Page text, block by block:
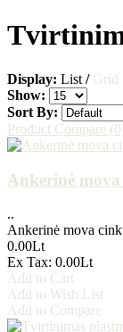
Display: List / Grid
Show:
Sort By:
Product Compare
Ankerinė
..
Ankerinė mova
0.00Lt
Ex Tax: 0.00Lt
Add to Cart
Add to Wish List
Add to Compare